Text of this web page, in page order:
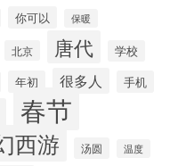
你可以 保暖
北京 唐代 学校
年初 很多人 手机
春节
西游 汤圆 温度